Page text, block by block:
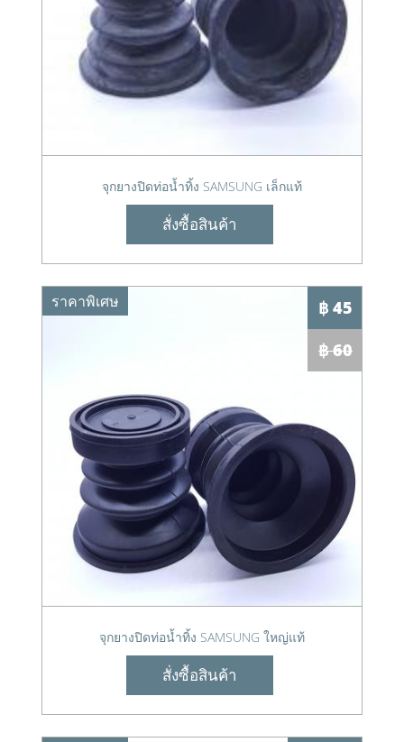
จุกยางปิดท่อน้ำทิ้ง SAMSUNG เล็กแท้
สั่งซื้อสินค้า
ราคาพิเศษ
฿ 60
฿ 45
จุกยางปิดท่อน้ำทิ้ง SAMSUNG ใหญ่แท้
สั่งซื้อสินค้า